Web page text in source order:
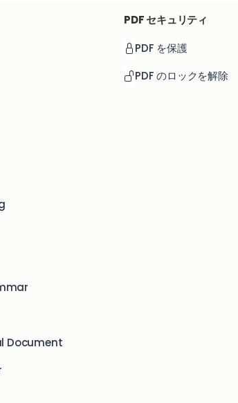
PDF セキュリティ
PDF を保護
PDF のロックを解除
Document